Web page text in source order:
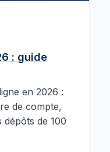
: guide
en 2026 :
de compte,
dépôts de 100